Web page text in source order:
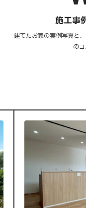
施工事
建てたお家の実例写真と
のコ